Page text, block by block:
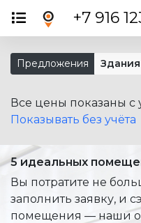
+7 916
Предложения Здания
Все цены показаны с
Показывать без учёта
5 идеальных
Вы потратите не
заполнить заявку, и
помещения — наши